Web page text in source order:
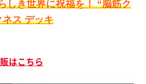
しき世界に祝福を！ “脳筋ク
ス デッキ
はこちら